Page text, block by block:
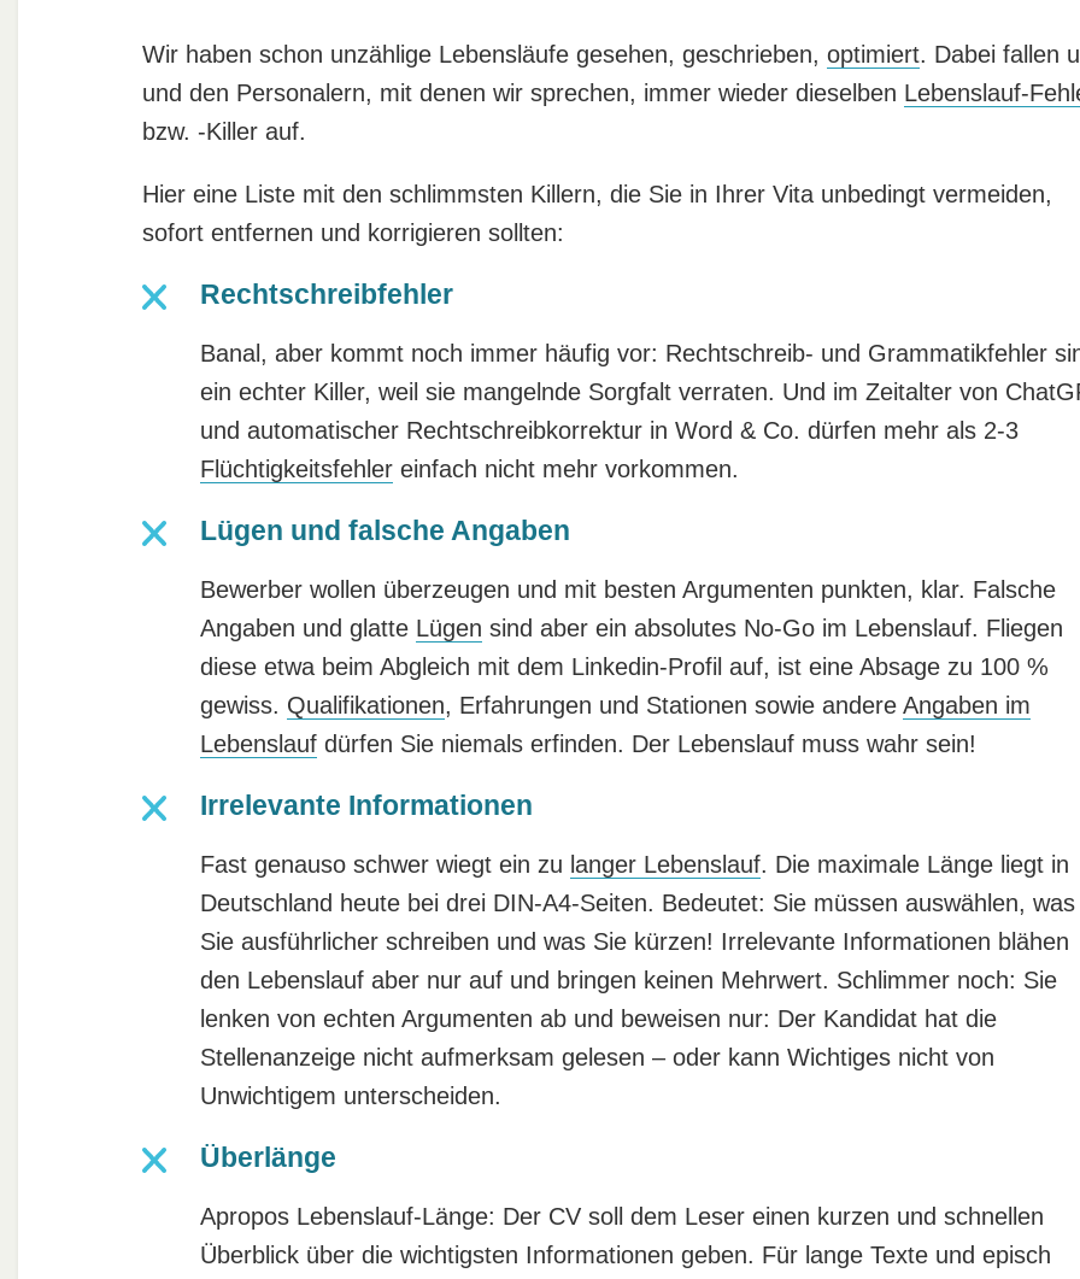
Wir haben schon unzählige Lebensläufe gesehen, geschrieben, optimiert. Dabei fallen
und den Personalern, mit denen wir sprechen, immer wieder dieselben Lebenslauf-
bzw. -Killer auf.
Hier eine Liste mit den schlimmsten Killern, die Sie in Ihrer Vita unbedingt vermeiden,
sofort entfernen und korrigieren sollten:
Rechtschreibfehler
Banal, aber kommt noch immer häufig vor: Rechtschreib- und Grammatikfehler
ein echter Killer, weil sie mangelnde Sorgfalt verraten. Und im Zeitalter von
und automatischer Rechtschreibkorrektur in Word & Co. dürfen mehr als 2-3
Flüchtigkeitsfehlereinfach nicht mehr vorkommen.
Lügen und falsche Angaben
Bewerber wollen überzeugen und mit besten Argumenten punkten, klar. Falsche
Angaben und glatte Lügen sind aber ein absolutes No-Go im Lebenslauf. Fliegen
diese etwa beim Abgleich mit dem Linkedin-Profil auf, ist eine Absage zu 100 %
gewiss. Qualifikationen, Erfahrungen und Stationen sowie andere Angaben im
Lebenslaufdürfen Sie niemals erfinden. Der Lebenslauf muss wahr sein!
Irrelevante Informationen
Fast genauso schwer wiegt ein zu langer Lebenslauf. Die maximale Länge liegt in
Deutschland heute bei drei DIN-A4-Seiten. Bedeutet: Sie müssen auswählen, was
Sie ausführlicher schreiben und was Sie kürzen! Irrelevante Informationen blähen
den Lebenslauf aber nur auf und bringen keinen Mehrwert. Schlimmer noch: Sie
lenken von echten Argumenten ab und beweisen nur: Der Kandidat hat die
Stellenanzeige nicht aufmerksam gelesen – oder kann Wichtiges nicht von
Unwichtigem unterscheiden.
Überlänge
Apropos Lebenslauf-Länge: Der CV soll dem Leser einen kurzen und schnellen
Überblick über die wichtigsten Informationen geben. Für lange Texte und episch